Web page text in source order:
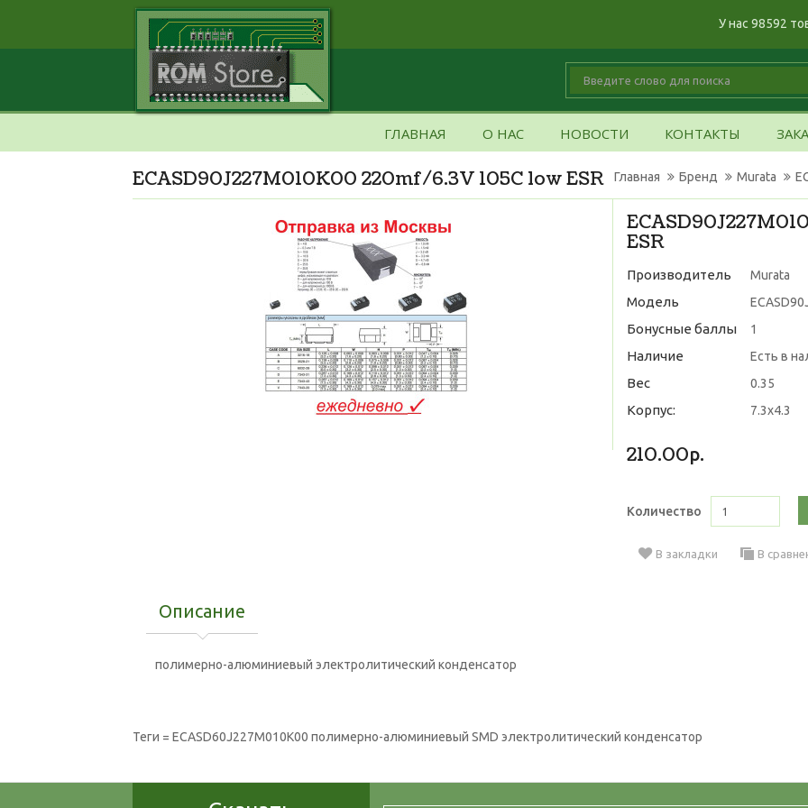
У нас 98592
ГЛАВНАЯ О НАС НОВОСТИ КОНТАКТЫ
ECASD90J227M010K00 220mf/6.3V 105C low ESR Главная Бренд Murata
ESR
Производитель Murata
Модель
Бонусные баллы 1
Наличие Есть в
Вес 0.35
Корпус: 7.3x4.3
210.00р.
Количество
В закладки В
Описание
полимерно-алюминиевый электролитический конденсатор
Теги = ECASD60J227M010K00 полимерно-алюминиевый SMD электролитический конденсатор